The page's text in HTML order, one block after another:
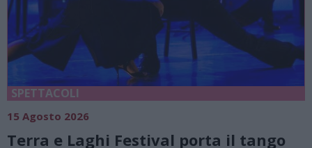
SPETTACOLI
15 Agosto 2026
Terra e Laghi Festival porta il tango